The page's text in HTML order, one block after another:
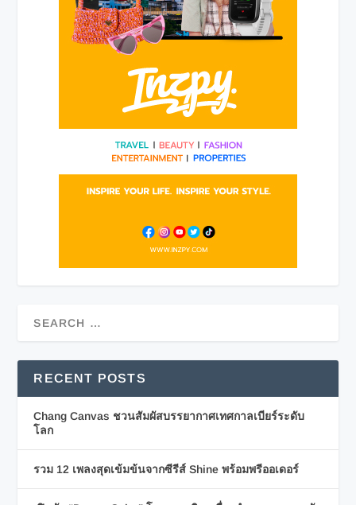
RECENT POSTS
Chang Canvas ชวนสัมผัสบรรยากาศเทศกาลเบียร์ระดับ
โลก
รวม 12 เพลงสุดเข้มข้นจากซีรีส์ Shine พร้อมพรีออเดอร์